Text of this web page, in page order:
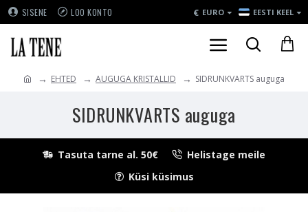
SISENE LOO KONTO € EURO EESTI KEEL
EHTED AUGUGA KRISTALLID SIDRUNKVARTS auguga
SIDRUNKVARTS auguga
Tasuta tarne al. 50€
Helistage meile
Küsi küsimus